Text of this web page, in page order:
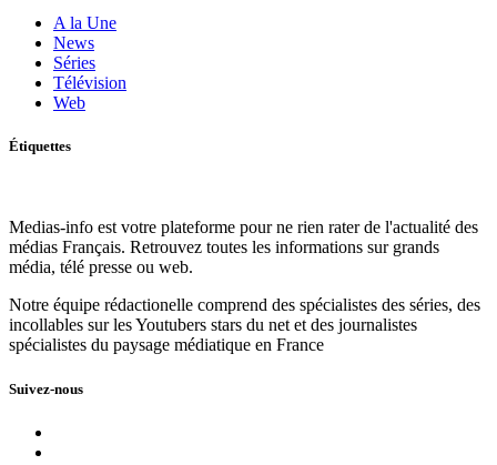
A la Une
News
Séries
Télévision
Web
Étiquettes
Medias-info est votre plateforme pour ne rien rater de l'actualité des
médias Français. Retrouvez toutes les informations sur grands
média, télé presse ou web.
Notre équipe rédactionelle comprend des spécialistes des séries, des
incollables sur les Youtubers stars du net et des journalistes
spécialistes du paysage médiatique en France
Suivez-nous